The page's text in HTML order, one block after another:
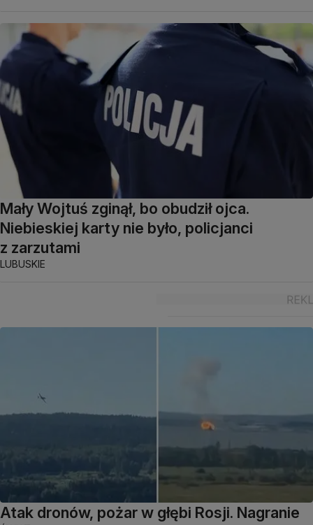
Mały Wojtuś zginął, bo obudził ojca.
Niebieskiej karty nie było, policjanci
z zarzutami
LUBUSKIE
Atak dronów, pożar w głębi Rosji. Nagranie